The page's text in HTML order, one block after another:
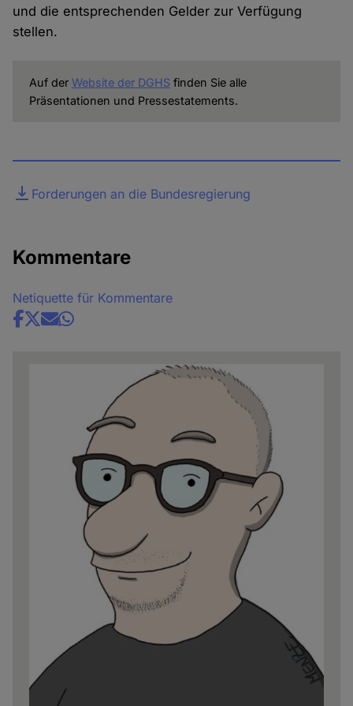
und die entsprechenden Gelder zur Verfügung
stellen.
Auf der Website der DGHSfinden Sie alle
Präsentationen und Pressestatements.
DateiForderungen an die Bundesregierung
Kommentare
Netiquette für Kommentare
Share